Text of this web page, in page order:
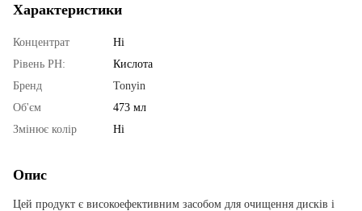
Характеристики
Концентрат
Ні
Рівень PН:
Кислота
Бренд
Tonyin
Об'єм
473 мл
Змінює колір
Ні
Опис
Цей продукт є високоефективним засобом для очищення дисків і